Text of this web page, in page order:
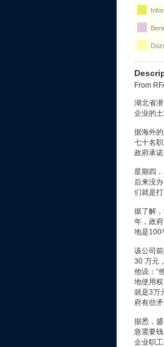
From
湖北省
企业的
据海外
七十名
政府承
星期四
后来没
们就是
据了解
年，政
地是100
该公司
30 万元
他说：“
地使用
就是3万
府有些
据悉，
急需要
企业职工